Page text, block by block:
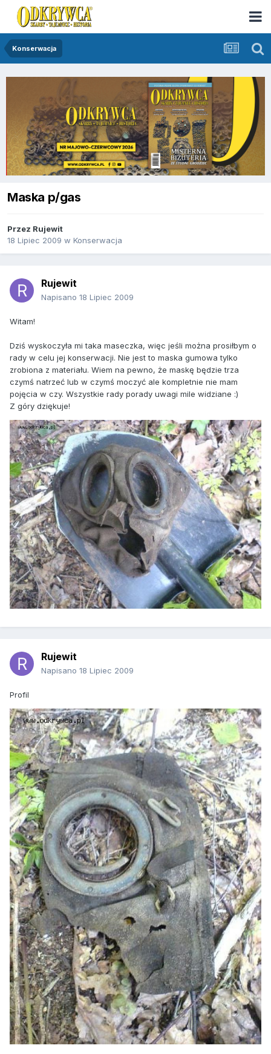
Konserwacja
Maska p/gas
Przez Rujewit
18 Lipiec 2009 w Konserwacja
Rujewit
Napisano 18 Lipiec 2009
Witam!
Dziś wyskoczyła mi taka maseczka, więc jeśli można prosiłbym o
rady w celu jej konserwacji. Nie jest to maska gumowa tylko
zrobiona z materiału. Wiem na pewno, że maskę będzie trza
czymś natrzeć lub w czymś moczyć ale kompletnie nie mam
pojęcia w czy. Wszystkie rady porady uwagi mile widziane :)
Z góry dziękuje!
Rujewit
Napisano 18 Lipiec 2009
Profil